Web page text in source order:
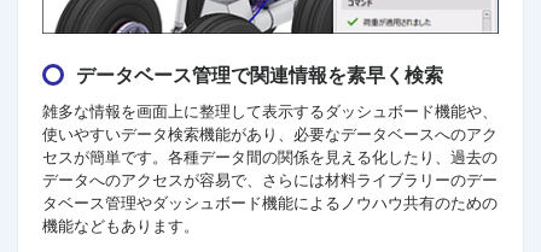
データベース管理で関連情報を素早く検索
雑多な情報を画面上に整理して表示するダッシュボード機能や、
使いやすいデータ検索機能があり、必要なデータベースへのアク
セスが簡単です。各種データ間の関係を見える化したり、過去の
データへのアクセスが容易で、さらには材料ライブラリーのデー
タベース管理やダッシュボード機能によるノウハウ共有のための
機能などもあります。